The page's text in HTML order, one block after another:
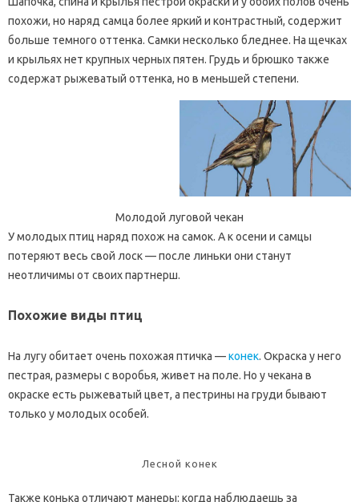
похожи, но наряд самца более яркий и контрастный, содержит
больше темного оттенка. Самки несколько бледнее. На щечках
и крыльях нет крупных черных пятен. Грудь и брюшко также
содержат рыжеватый оттенка, но в меньшей степени.
Молодой луговой чекан
У молодых птиц наряд похож на самок. А к осени и самцы
потеряют весь свой лоск — после линьки они станут
неотличимы от своих партнерш.
Похожие виды птиц
На лугу обитает очень похожая птичка —конек. Окраска у него
пестрая, размеры с воробья, живет на поле. Но у чекана в
окраске есть рыжеватый цвет, а пестрины на груди бывают
только у молодых особей.
Лесной конек
Также конька отличают манеры: когда наблюдаешь за